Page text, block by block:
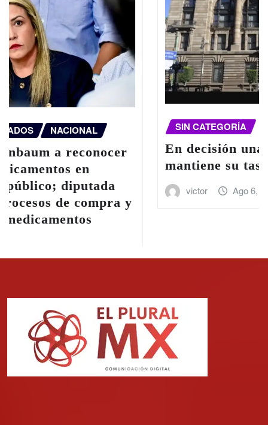
SIN CATEGORÍA
En decisión unánime, Banxico
mantiene su tasa de interés en 6.5%
victor Ago 6, 2026